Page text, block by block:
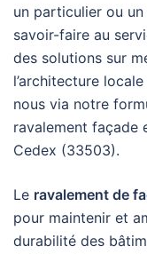
un particulier ou
savoir-faire au
des solutions sur
l’architecture
nous via notre
ravalement façade
Cedex (33503).
Le ravalement de
pour maintenir et
durabilité des